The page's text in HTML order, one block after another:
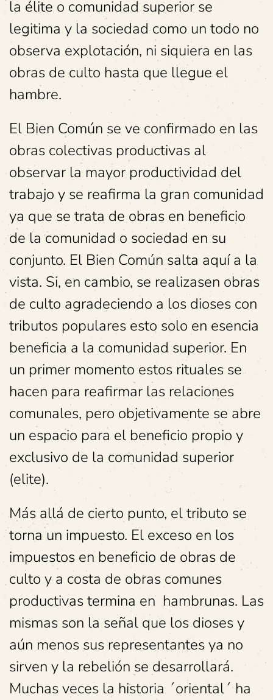
la élite o comunidad superior se
legitima y la sociedad como un todo no
observa explotación, ni siquiera en las
obras de culto hasta que llegue el
hambre.
El Bien Común se ve confirmado en las
obras colectivas productivas al
observar la mayor productividad del
trabajo y se reafirma la gran comunidad
ya que se trata de obras en beneficio
de la comunidad o sociedad en su
conjunto. El Bien Común salta aquí a la
vista. Si, en cambio, se realizasen obras
de culto agradeciendo a los dioses con
tributos populares esto solo en esencia
beneficia a la comunidad superior. En
un primer momento estos rituales se
hacen para reafirmar las relaciones
comunales, pero objetivamente se abre
un espacio para el beneficio propio y
exclusivo de la comunidad superior
(elite).
Más allá de cierto punto, el tributo se
torna un impuesto. El exceso en los
impuestos en beneficio de obras de
culto y a costa de obras comunes
productivas termina en hambrunas. Las
mismas son la señal que los dioses y
aún menos sus representantes ya no
sirven y la rebelión se desarrollará.
Muchas veces la historia ´oriental´ ha